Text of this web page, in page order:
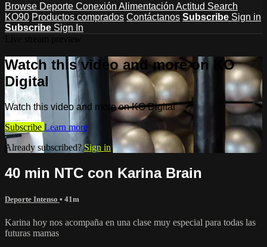
Browse Deporte Conexión Alimentación Actitud Search
KO90 Productos comprados Contáctanos Subscribe Sign in
Subscribe Sign In
Watch this video and more on KO
Digital
Watch this video and more on KO Digital
Subscribe Learn more
Already subscribed? Sign in
40 min NTC con Karina Brain
Deporte Intenso • 41m
Karina hoy nos acompaña en una clase muy especial para todas las
futuras mamas